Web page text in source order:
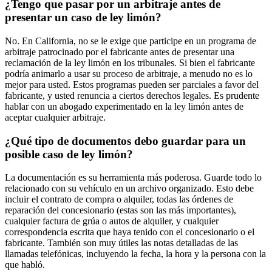
¿Tengo que pasar por un arbitraje antes de
presentar un caso de ley limón?
No. En California, no se le exige que participe en un programa de
arbitraje patrocinado por el fabricante antes de presentar una
reclamación de la ley limón en los tribunales. Si bien el fabricante
podría animarlo a usar su proceso de arbitraje, a menudo no es lo
mejor para usted. Estos programas pueden ser parciales a favor del
fabricante, y usted renuncia a ciertos derechos legales. Es prudente
hablar con un abogado experimentado en la ley limón antes de
aceptar cualquier arbitraje.
¿Qué tipo de documentos debo guardar para un
posible caso de ley limón?
La documentación es su herramienta más poderosa. Guarde todo lo
relacionado con su vehículo en un archivo organizado. Esto debe
incluir el contrato de compra o alquiler, todas las órdenes de
reparación del concesionario (estas son las más importantes),
cualquier factura de grúa o autos de alquiler, y cualquier
correspondencia escrita que haya tenido con el concesionario o el
fabricante. También son muy útiles las notas detalladas de las
llamadas telefónicas, incluyendo la fecha, la hora y la persona con la
que habló.